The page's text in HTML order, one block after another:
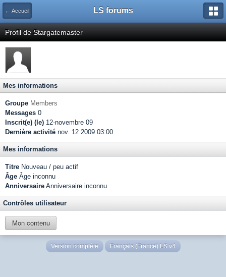
← Accueil LS forums
Profil de Stargatemaster
Mes informations
Groupe Members
Messages 0
Inscrit(e) (le) 12-novembre 09
Dernière activité nov. 12 2009 03:00
Mes informations
Titre Nouveau / peu actif
Âge Âge inconnu
Anniversaire Anniversaire inconnu
Contrôles utilisateur
Mon contenu
Version complète Français (France) LS v4